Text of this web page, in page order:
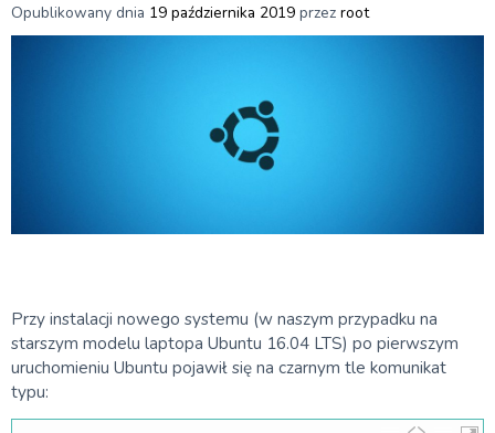
Opublikowany dnia 19 października 2019 przez root
Przy instalacji nowego systemu (w naszym przypadku na
starszym modelu laptopa Ubuntu 16.04 LTS) po pierwszym
uruchomieniu Ubuntu pojawił się na czarnym tle komunikat
typu: